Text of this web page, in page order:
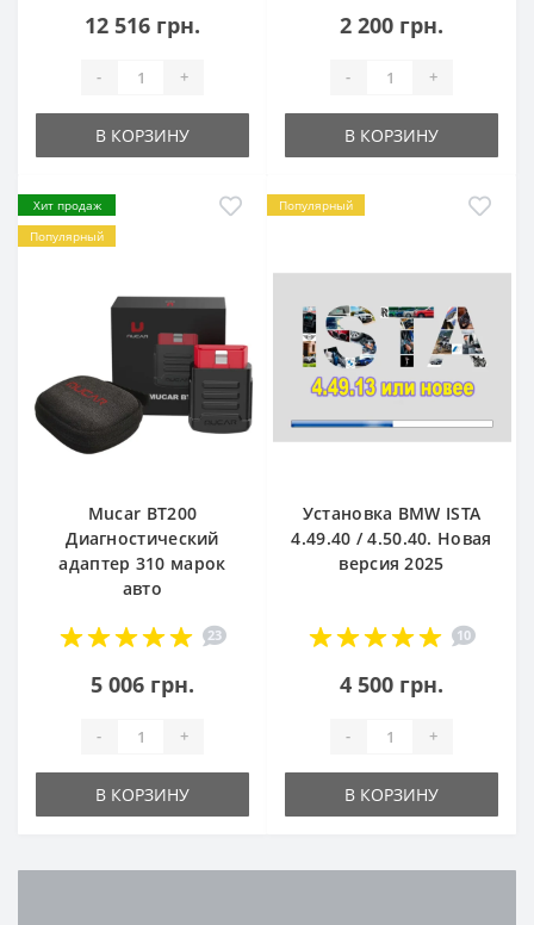
12 516 грн.
- +
В КОРЗИНУ
2 200 грн.
- +
В КОРЗИНУ
Хит продаж
Популярный
Mucar BT200
Диагностический
адаптер 310 марок
авто
23
5 006 грн.
- +
В КОРЗИНУ
Популярный
Установка BMW ISTA
4.49.40 / 4.50.40. Новая
версия 2025
10
4 500 грн.
- +
В КОРЗИНУ